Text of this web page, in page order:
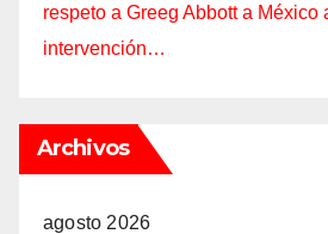
respeto a Greeg Abbott a México
intervención…
Archivos
agosto 2026